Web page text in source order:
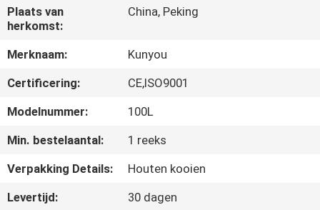
OVER
ONS
FABRIEKSTOCHT
KWALITEITSCONTROLE
NIEUWS
Plaats van
herkomst:
China, Peking
Merknaam:
Kunyou
Certificering:
CE,ISO9001
Modelnummer:
100L
Min. bestelaantal:
1 reeks
Verpakking Details:
Houten kooien
Levertijd:
30 dagen